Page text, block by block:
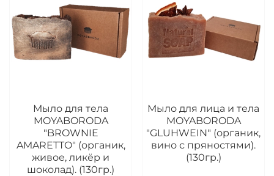
Мыло для тела
MOYABORODA
"BROWNIE
AMARETTO" (органик,
живое, ликёр и
шоколад). (130гр.)
Мыло для лица и тела
MOYABORODA
"GLUHWEIN" (органик,
вино с пряностями).
(130гр.)